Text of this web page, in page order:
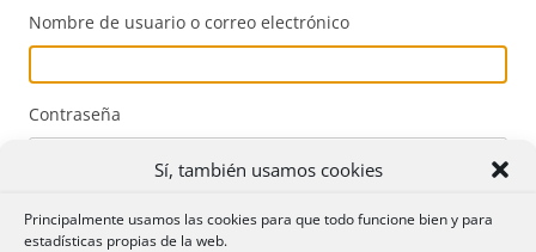
Sí, también usamos cookies
Principalmente usamos las cookies para que todo funcione bien y para
estadísticas propias de la web.
Nombre de usuario o correo electrónico
Contraseña